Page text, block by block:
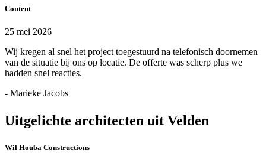
Content
25 mei 2026
Wij kregen al snel het project toegestuurd na telefonisch doornemen
van de situatie bij ons op locatie. De offerte was scherp plus we
hadden snel reacties.
- Marieke Jacobs
Uitgelichte architecten uit Velden
Wil Houba Constructions